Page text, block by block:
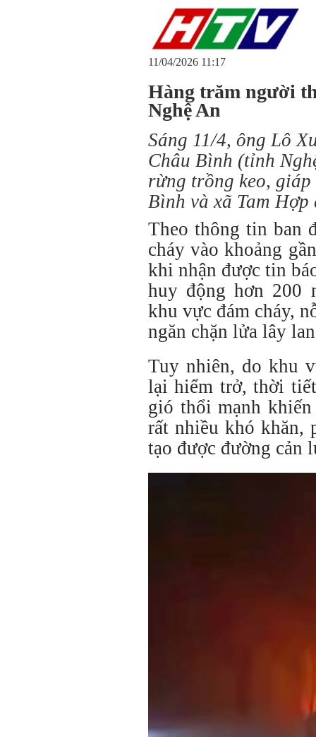
11/04/2026 11:17
Hàng trăm người
Nghệ An
Sáng 11/4, ông Lô
Châu Bình (tỉnh
rừng trồng keo,
Bình và xã Tam
Theo thông tin ban
cháy vào khoảng
khi nhận được tin
huy động hơn 200
khu vực đám cháy,
ngăn chặn lửa lây
Tuy nhiên, do khu
lại hiểm trở, thời
gió thổi mạnh
rất nhiều khó khăn,
tạo được đường cản